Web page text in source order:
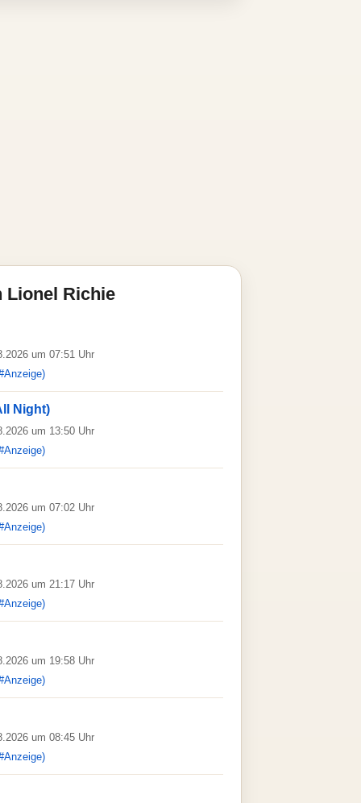
Lionel Richie
um 07:51 Uhr
Night)
um 13:50 Uhr
um 07:02 Uhr
um 21:17 Uhr
um 19:58 Uhr
um 08:45 Uhr